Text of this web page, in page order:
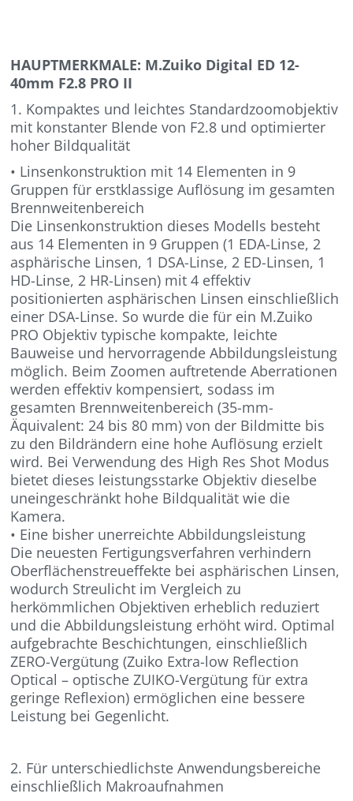
HAUPTMERKMALE: M.Zuiko Digital ED 12-
40mm F2.8 PRO II
1. Kompaktes und leichtes Standardzoomobjektiv
mit konstanter Blende von F2.8 und optimierter
hoher Bildqualität
• Linsenkonstruktion mit 14 Elementen in 9
Gruppen für erstklassige Auflösung im gesamten
Brennweitenbereich
Die Linsenkonstruktion dieses Modells besteht
aus 14 Elementen in 9 Gruppen (1 EDA-Linse, 2
asphärische Linsen, 1 DSA-Linse, 2 ED-Linsen, 1
HD-Linse, 2 HR-Linsen) mit 4 effektiv
positionierten asphärischen Linsen einschließlich
einer DSA-Linse. So wurde die für ein M.Zuiko
PRO Objektiv typische kompakte, leichte
Bauweise und hervorragende Abbildungsleistung
möglich. Beim Zoomen auftretende Aberrationen
werden effektiv kompensiert, sodass im
gesamten Brennweitenbereich (35-mm-
Äquivalent: 24 bis 80 mm) von der Bildmitte bis
zu den Bildrändern eine hohe Auflösung erzielt
wird. Bei Verwendung des High Res Shot Modus
bietet dieses leistungsstarke Objektiv dieselbe
uneingeschränkt hohe Bildqualität wie die
Kamera.
• Eine bisher unerreichte Abbildungsleistung
Die neuesten Fertigungsverfahren verhindern
Oberflächenstreueffekte bei asphärischen Linsen,
wodurch Streulicht im Vergleich zu
herkömmlichen Objektiven erheblich reduziert
und die Abbildungsleistung erhöht wird. Optimal
aufgebrachte Beschichtungen, einschließlich
ZERO-Vergütung (Zuiko Extra-low Reflection
Optical – optische ZUIKO-Vergütung für extra
geringe Reflexion) ermöglichen eine bessere
Leistung bei Gegenlicht.
2. Für unterschiedlichste Anwendungsbereiche
einschließlich Makroaufnahmen